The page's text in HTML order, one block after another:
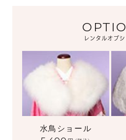
レンタルオプシ
水鳥ショール